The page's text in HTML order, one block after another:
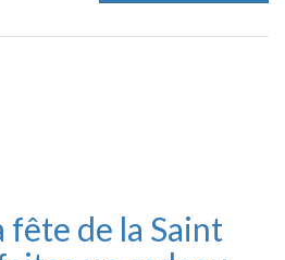
fête de la Saint